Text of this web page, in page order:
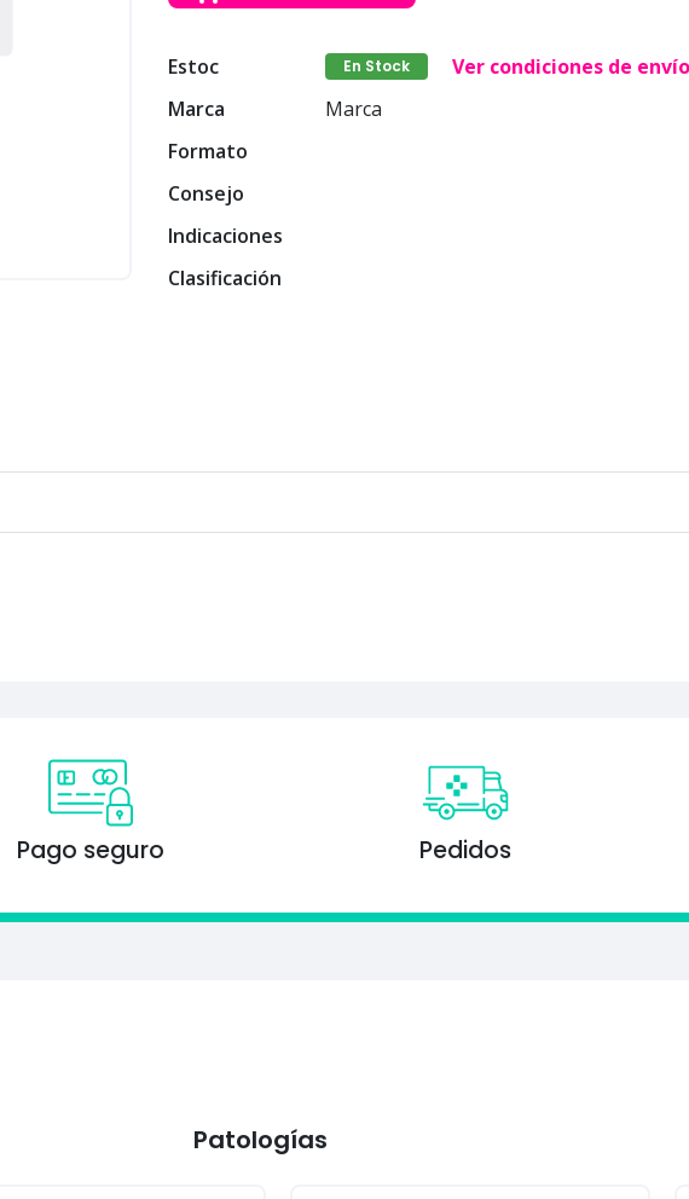
Estoc En Stock
Ver condiciones de envío
Marca
Marca
Formato
Consejo
Indicaciones
Clasificación
Pago seguro Pedidos
Patologías